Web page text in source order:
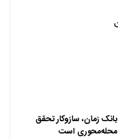
بانک زمان، سازوکار تحقق
محله‌محوری است